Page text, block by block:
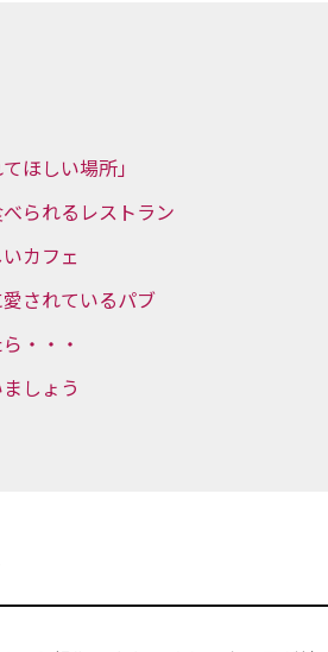
ほしい場所」
られるレストラン
カフェ
愛されているパブ
・・・
しょう